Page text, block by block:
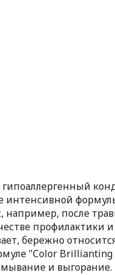
интенсивной
например, после
профилактики
бережно
"Color
и выгорание.